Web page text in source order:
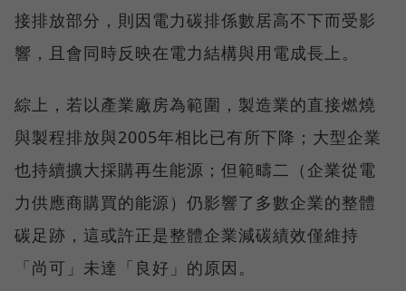
接排放部分，則因電力碳排係數居高不下而受影
響，且會同時反映在電力結構與用電成長上。
綜上，若以產業廠房為範圍，製造業的直接燃燒
與製程排放與2005年相比已有所下降；大型企業
也持續擴大採購再生能源；但範疇二（企業從電
力供應商購買的能源）仍影響了多數企業的整體
碳足跡，這或許正是整體企業減碳績效僅維持
「尚可」未達「良好」的原因。